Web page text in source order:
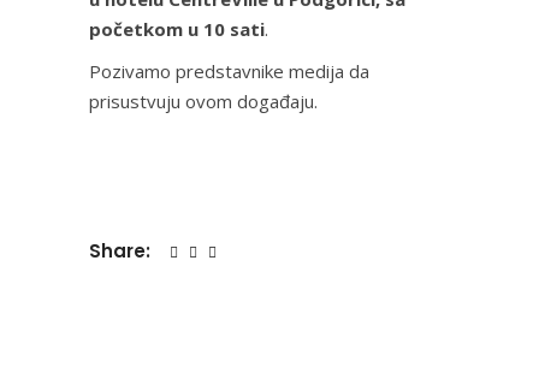
početkom u 10 sati.
Pozivamo predstavnike medija da
prisustvuju ovom događaju.
Share: